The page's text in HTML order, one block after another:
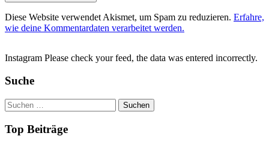
Diese Website verwendet Akismet, um Spam zu reduzieren. Erfahre,
wie deine Kommentardaten verarbeitet werden.
Instagram Please check your feed, the data was entered incorrectly.
Suche
Suchen
nach:
Top Beiträge